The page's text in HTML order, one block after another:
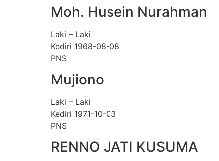
Moh. Husein Nurahman
Laki – Laki
Kediri 1968-08-08
PNS
Mujiono
Laki – Laki
Kediri 1971-10-03
PNS
RENNO JATI KUSUMA